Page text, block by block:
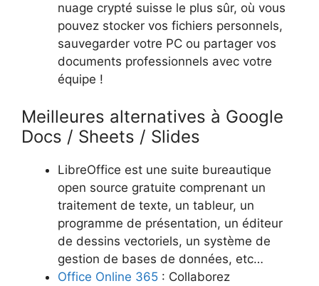
nuage crypté suisse le plus sûr, où vous
pouvez stocker vos fichiers personnels,
sauvegarder votre PC ou partager vos
documents professionnels avec votre
équipe !
Meilleures alternatives à Google
Docs / Sheets / Slides
LibreOffice est une suite bureautique
open source gratuite comprenant un
traitement de texte, un tableur, un
programme de présentation, un éditeur
de dessins vectoriels, un système de
gestion de bases de données, etc…
Office Online 365 : Collaborez